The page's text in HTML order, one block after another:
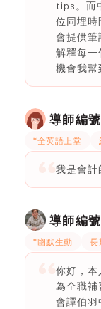
tips。而
位同埋時
會提供筆
解釋每
機會我幫
導師編號
*全英語上堂
我是會計
導師編號
*幽默生動 長
你好，本
為全職補
會譚伯羽